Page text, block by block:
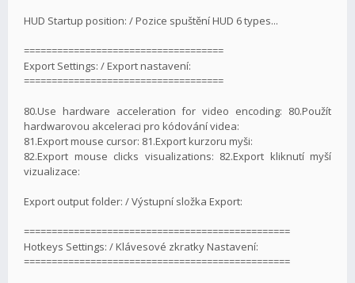
HUD Startup position: / Pozice spuštění HUD 6 types...
====================================
Export Settings: / Export nastavení:
====================================
80.Use hardware acceleration for video encoding: 80.Použít
hardwarovou akceleraci pro kódování videa:
81.Export mouse cursor: 81.Export kurzoru myši:
82.Export mouse clicks visualizations: 82.Export kliknutí myší
vizualizace:
Export output folder: / Výstupní složka Export:
================================================
Hotkeys Settings: / Klávesové zkratky Nastavení:
================================================